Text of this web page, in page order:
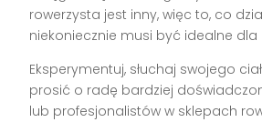
rowerzysta jest inny, więc to, co
niekoniecznie musi być idealne dla
Eksperymentuj, słuchaj swojego
prosić o radę bardziej
lub profesjonalistów w sklepach